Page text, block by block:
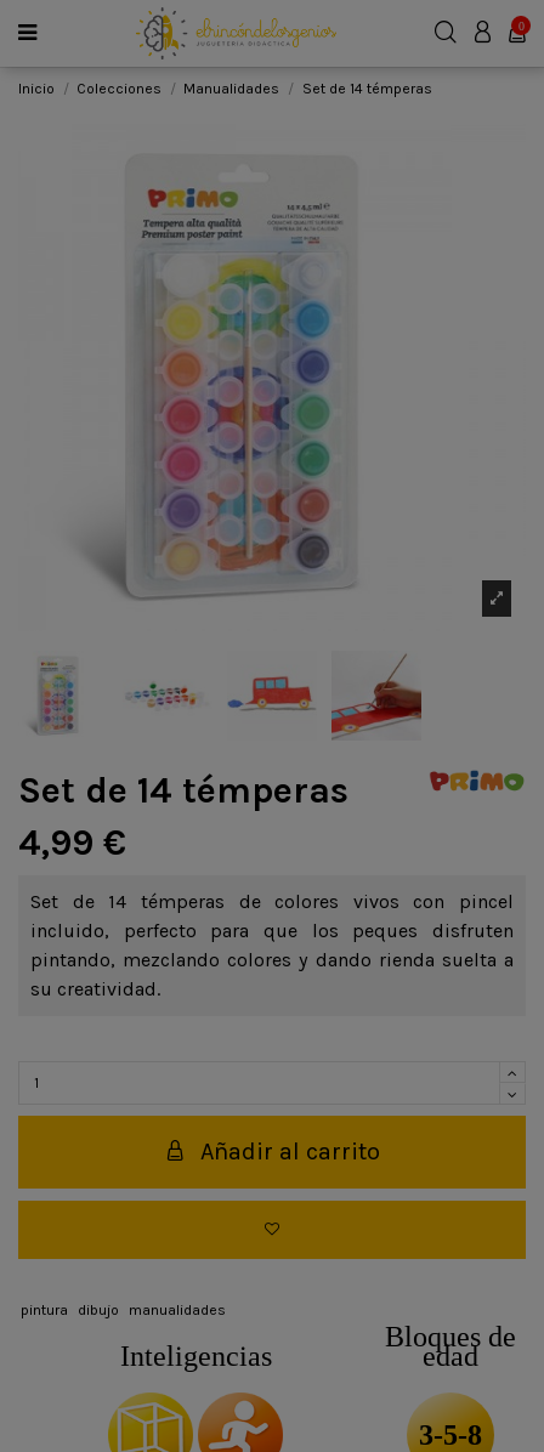
0
Inicio Colecciones Manualidades Set de 14 témperas
Set de 14 témperas
4,99 €
Set de 14 témperas de colores vivos con pincel
incluido, perfecto para que los peques disfruten
pintando, mezclando colores y dando rienda suelta a
su creatividad.
Añadir al carrito
pintura dibujo manualidades
Inteligencias
Bloques de
edad
3-5-8